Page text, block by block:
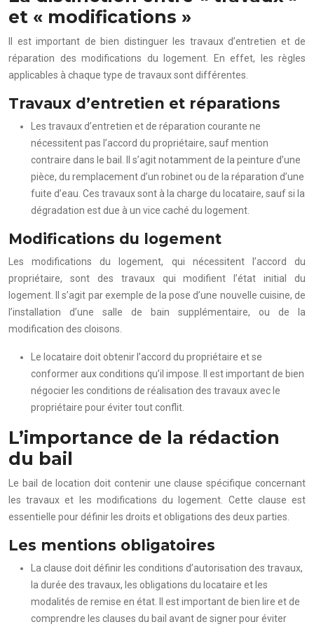
et « modifications »
Il est important de bien distinguer les travaux d’entretien et de
réparation des modifications du logement. En effet, les règles
applicables à chaque type de travaux sont différentes.
Travaux d’entretien et réparations
Les travaux d’entretien et de réparation courante ne
nécessitent pas l’accord du propriétaire, sauf mention
contraire dans le bail. Il s’agit notamment de la peinture d’une
pièce, du remplacement d’un robinet ou de la réparation d’une
fuite d’eau. Ces travaux sont à la charge du locataire, sauf si la
dégradation est due à un vice caché du logement.
Modifications du logement
Les modifications du logement, qui nécessitent l’accord du
propriétaire, sont des travaux qui modifient l’état initial du
logement. Il s’agit par exemple de la pose d’une nouvelle cuisine, de
l’installation d’une salle de bain supplémentaire, ou de la
modification des cloisons.
Le locataire doit obtenir l’accord du propriétaire et se
conformer aux conditions qu’il impose. Il est important de bien
négocier les conditions de réalisation des travaux avec le
propriétaire pour éviter tout conflit.
L’importance de la rédaction
du bail
Le bail de location doit contenir une clause spécifique concernant
les travaux et les modifications du logement. Cette clause est
essentielle pour définir les droits et obligations des deux parties.
Les mentions obligatoires
La clause doit définir les conditions d’autorisation des travaux,
la durée des travaux, les obligations du locataire et les
modalités de remise en état. Il est important de bien lire et de
comprendre les clauses du bail avant de signer pour éviter